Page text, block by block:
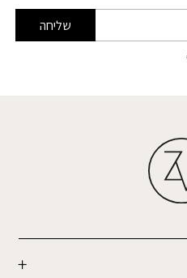
שליחה